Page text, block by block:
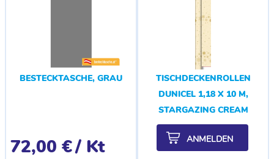
BESTECKTASCHE, GRAU
72,00 €/ Kt
TISCHDECKENROLLEN
DUNICEL 1,18 X 10 M,
STARGAZING CREAM
ANMELDEN